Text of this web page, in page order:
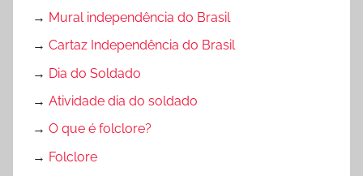
→ Mural independência do Brasil
→ Cartaz Independência do Brasil
→ Dia do Soldado
→ Atividade dia do soldado
→ O que é folclore?
→ Folclore